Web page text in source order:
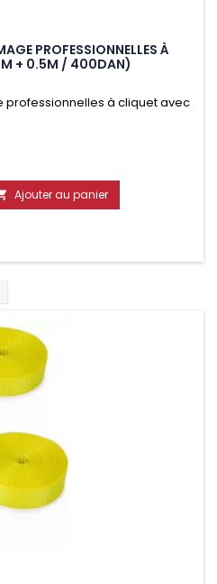
PROFESSIONNELLES À
+ 0.5M / 400DAN)
à cliquet avec
/ 400daN), simple et rapide
et de sécuriser
Matière polyester
de températures,
Ajouter au panier